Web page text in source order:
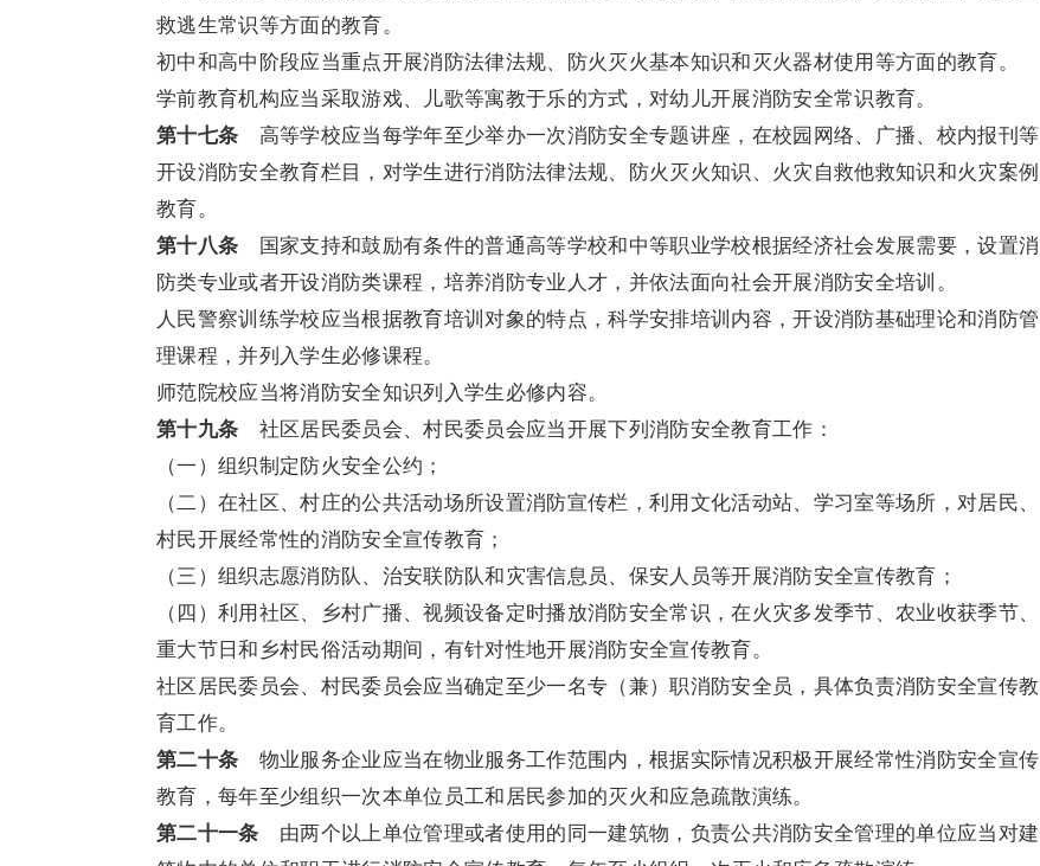
救逃生常识等方面的教育。
初中和高中阶段应当重点开展消防法律法规、防火灭火基本知识和灭火器材使用等方面的教育。
学前教育机构应当采取游戏、儿歌等寓教于乐的方式，对幼儿开展消防安全常识教育。
第十七条 高等学校应当每学年至少举办一次消防安全专题讲座，在校园网络、广播、校内报刊等
开设消防安全教育栏目，对学生进行消防法律法规、防火灭火知识、火灾自救他救知识和火灾案例
教育。
第十八条 国家支持和鼓励有条件的普通高等学校和中等职业学校根据经济社会发展需要，设置消
防类专业或者开设消防类课程，培养消防专业人才，并依法面向社会开展消防安全培训。
人民警察训练学校应当根据教育培训对象的特点，科学安排培训内容，开设消防基础理论和消防管
理课程，并列入学生必修课程。
师范院校应当将消防安全知识列入学生必修内容。
第十九条 社区居民委员会、村民委员会应当开展下列消防安全教育工作：
（一）组织制定防火安全公约；
（二）在社区、村庄的公共活动场所设置消防宣传栏，利用文化活动站、学习室等场所，对居民、
村民开展经常性的消防安全宣传教育；
（三）组织志愿消防队、治安联防队和灾害信息员、保安人员等开展消防安全宣传教育；
（四）利用社区、乡村广播、视频设备定时播放消防安全常识，在火灾多发季节、农业收获季节、
重大节日和乡村民俗活动期间，有针对性地开展消防安全宣传教育。
社区居民委员会、村民委员会应当确定至少一名专（兼）职消防安全员，具体负责消防安全宣传教
育工作。
第二十条 物业服务企业应当在物业服务工作范围内，根据实际情况积极开展经常性消防安全宣传
教育，每年至少组织一次本单位员工和居民参加的灭火和应急疏散演练。
第二十一条 由两个以上单位管理或者使用的同一建筑物，负责公共消防安全管理的单位应当对建